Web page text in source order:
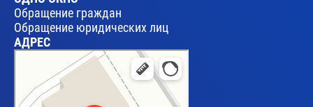
Обращение граждан
Обращение юридических лиц
АДРЕС
Брест
Улица Леваневского, 17 — Яндекс Карты